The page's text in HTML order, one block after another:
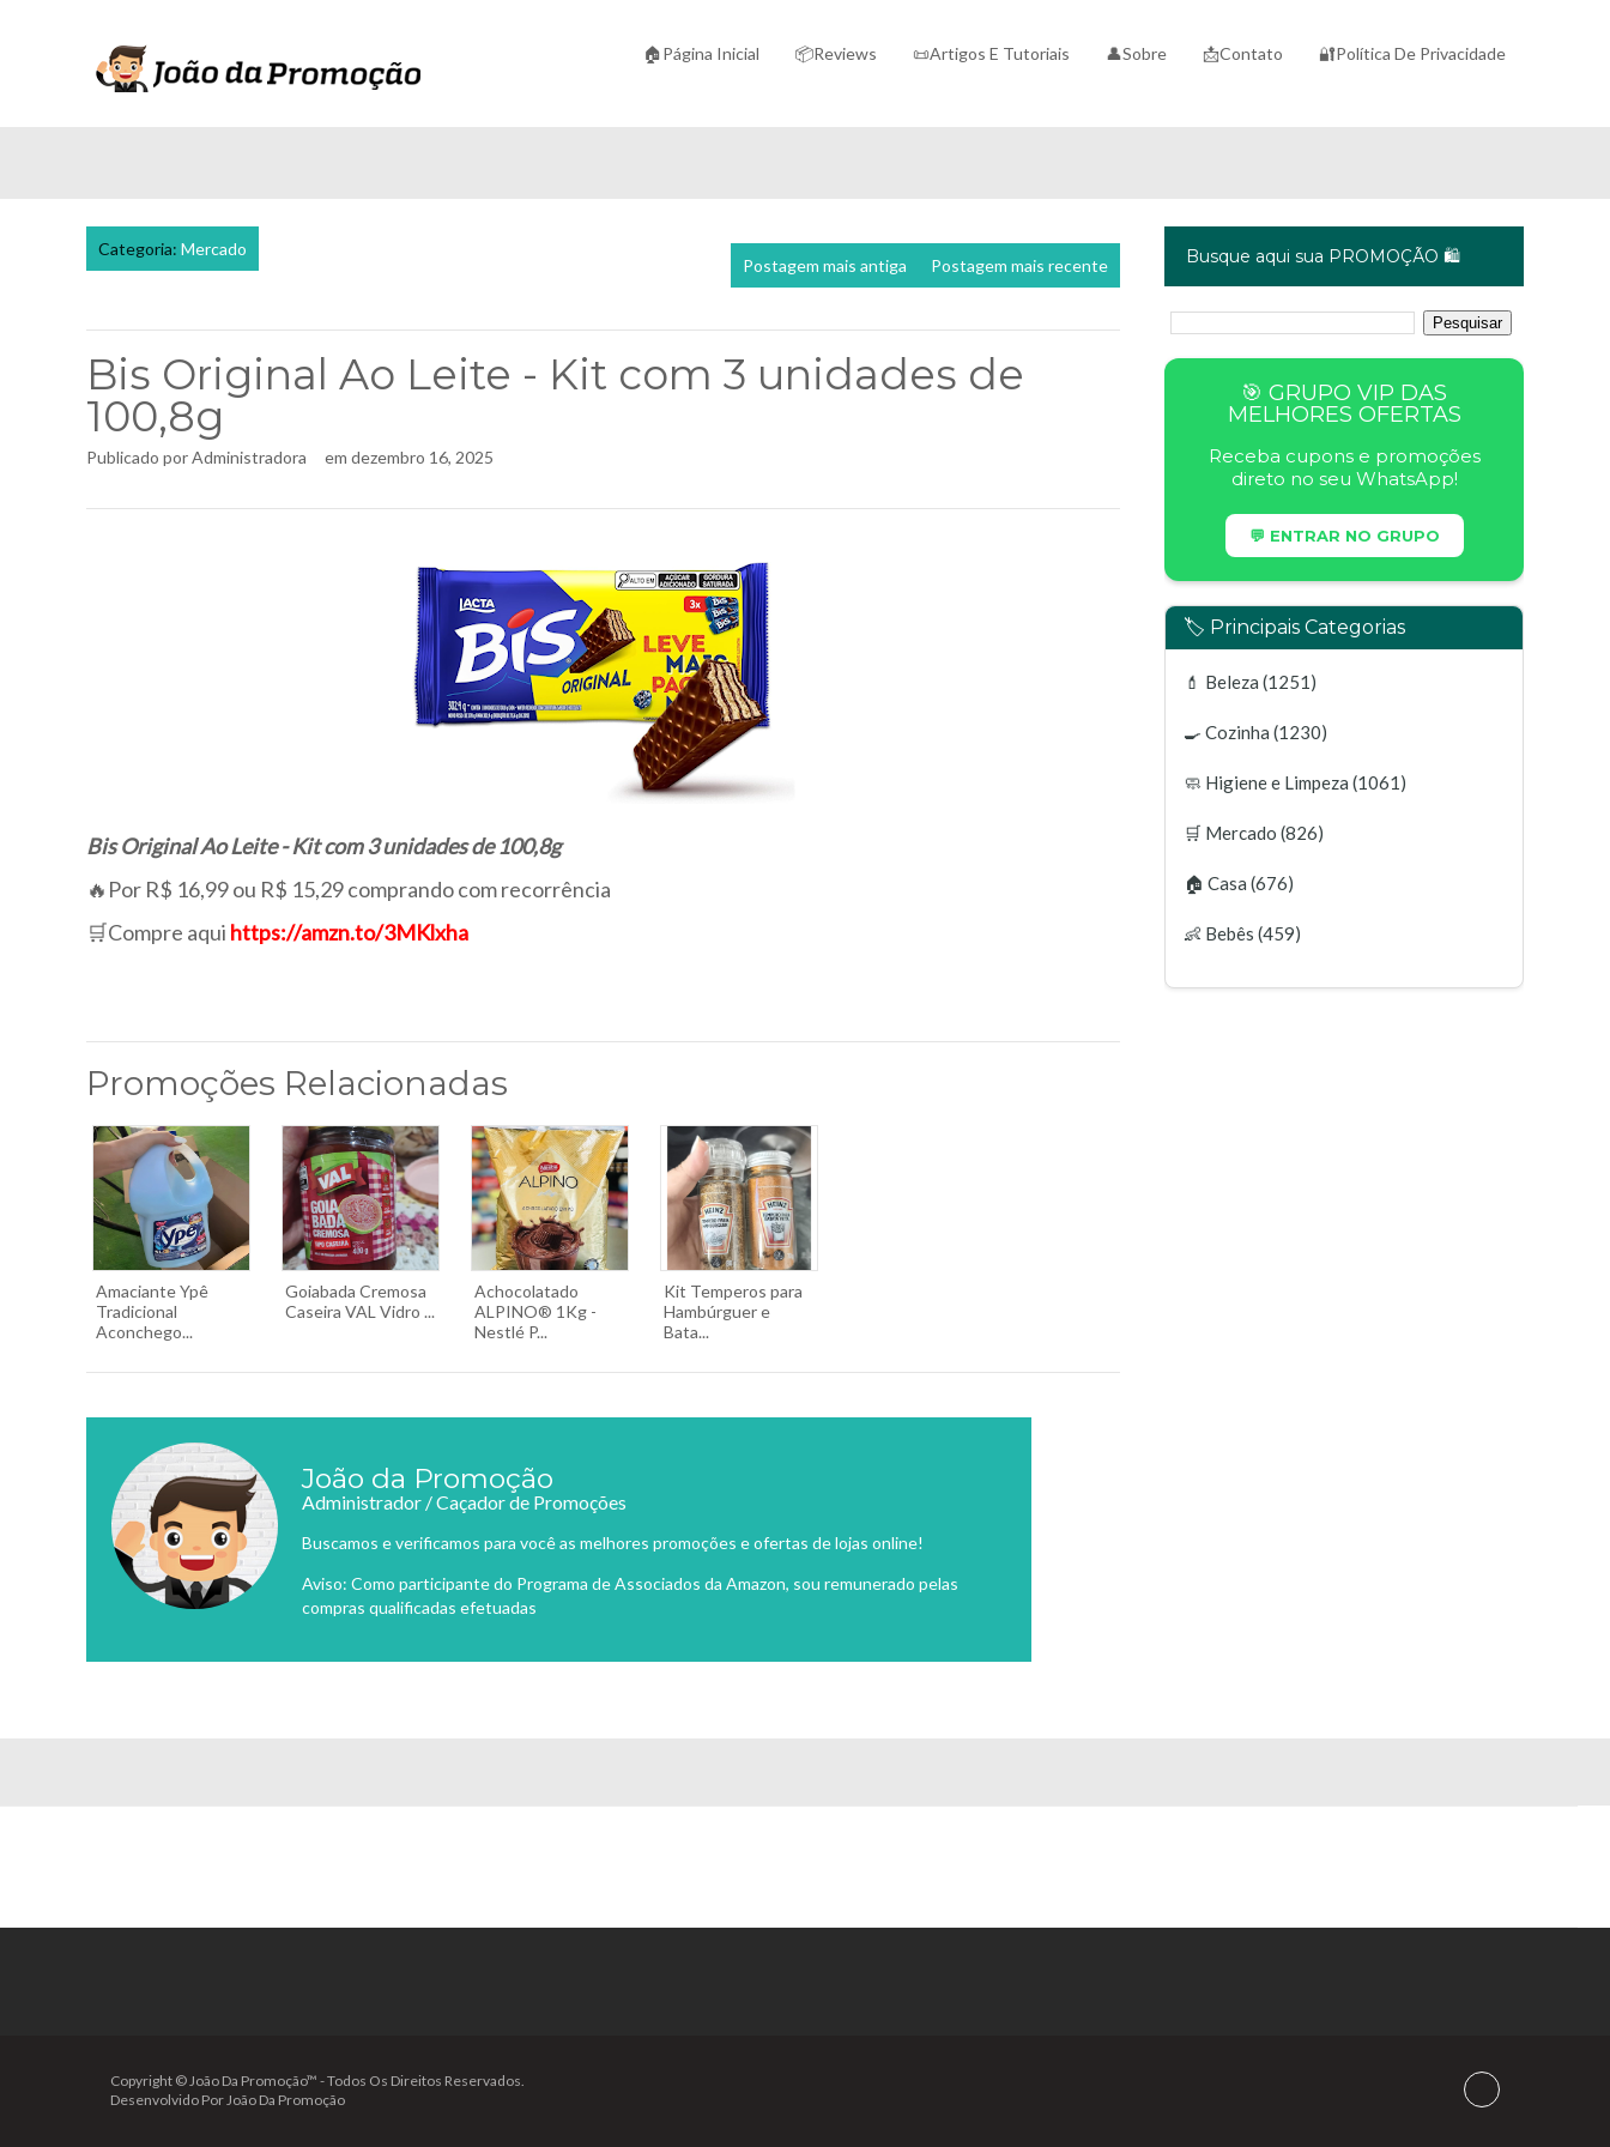
🏠Página Inicial 📦Reviews 📜Artigos E Tutoriais 👤Sobre 📩Contato 🔐Política De Privacidade
Categoria: Mercado
Postagem mais recente
Postagem mais antiga
Bis Original Ao Leite - Kit com 3 unidades de
100,8g
Publicado porAdministradora em dezembro 16, 2025
Bis Original Ao Leite - Kit com 3 unidades de 100,8g
🔥Por R$ 16,99 ou R$ 15,29 comprando com recorrência
🛒Compre aqui https://amzn.to/3MKlxha
Promoções Relacionadas
Amaciante Ypê
Tradicional
Aconchego...
Goiabada Cremosa
Caseira VAL Vidro ...
Achocolatado
ALPINO® 1Kg -
Nestlé P...
Kit Temperos para
Hambúrguer e
Bata...
João da Promoção
Administrador / Caçador de Promoções
Buscamos e verificamos para você as melhores promoções e ofertas de lojas online!
Aviso: Como participante do Programa de Associados da Amazon, sou remunerado pelas
compras qualificadas efetuadas
Busque aqui sua PROMOÇÃO 🛍️
🎯 GRUPO VIP DAS
MELHORES OFERTAS
Receba cupons e promoções
direto no seu WhatsApp!
💬 ENTRAR NO GRUPO
🏷️ Principais Categorias
💄 Beleza (1251)
🍳 Cozinha (1230)
🧼 Higiene e Limpeza (1061)
🛒 Mercado (826)
🏠 Casa (676)
👶 Bebês (459)
Copyright © João Da Promoção™ - Todos Os Direitos Reservados.
Desenvolvido Por João Da Promoção